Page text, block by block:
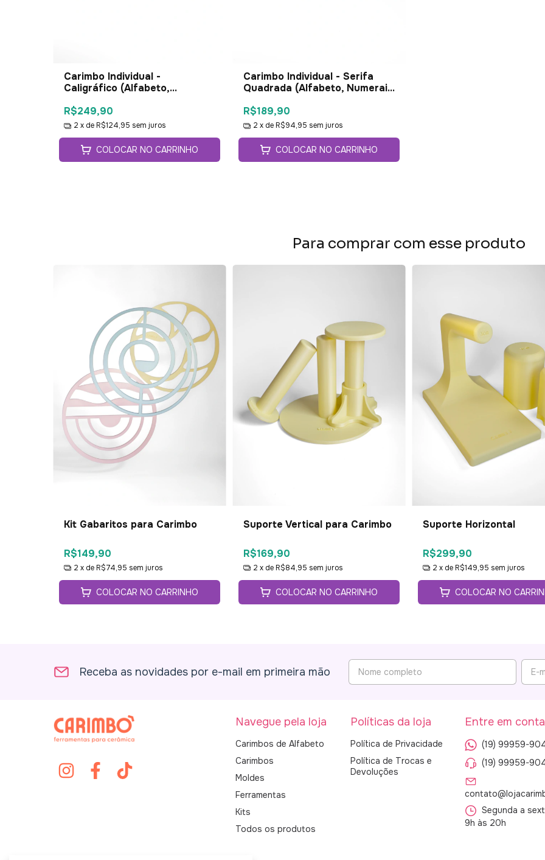
Carimbo Individual -
Caligráfico (Alfabeto,
R$249,90
2 x de R$124,95 sem juros
COLOCAR NO CARRINHO
Carimbo Individual - Serifa
Quadrada (Alfabeto, Numerais
R$189,90
2 x de R$94,95 sem juros
COLOCAR NO CARRINHO
Para comprar com esse produto
Kit Gabaritos para Carimbo
R$149,90
2 x de R$74,95 sem juros
COLOCAR NO CARRINHO
Suporte Vertical para Carimbo
R$169,90
2 x de R$84,95 sem juros
COLOCAR NO CARRINHO
Suporte Horizontal
R$299,90
2 x de R$149,95 sem juros
COLOCAR NO
Receba as novidades por e-mail em primeira mão
Navegue pela loja
Carimbos de Alfabeto
Carimbos
Moldes
Ferramentas
Kits
Todos os produtos
Políticas da loja
Política de Privacidade
Política de Trocas e
Devoluções
Entre em
(19) 99959-
(19) 99959-
Segunda a
9h às 20h